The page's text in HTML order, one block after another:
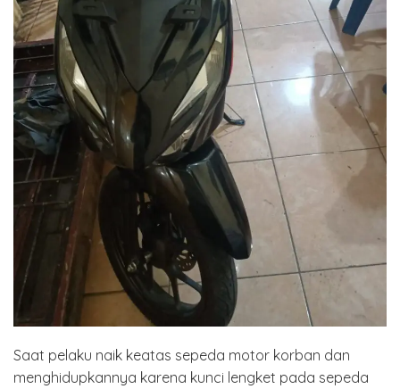
Saat pelaku naik keatas sepeda motor korban dan
menghidupkannya karena kunci lengket pada sepeda